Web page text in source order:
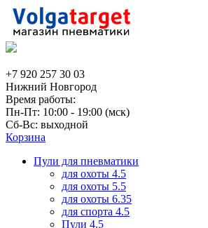
+7 920 257 30 03
Нижний Новгород
Время работы:
Пн-Пт: 10:00 - 19:00 (мск)
Сб-Вс: выходной
Корзина
Пули для пневматики
для охоты 4.5
для охоты 5.5
для охоты 6.35
для спорта 4.5
Пули 4.5